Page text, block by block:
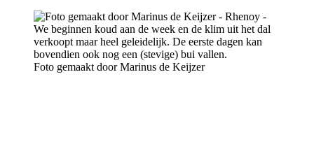
Foto gemaakt door Marinus de Keijzer